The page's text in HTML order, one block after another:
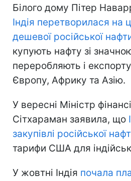
Білого дому Пітер
Індія перетворилася на
дешевої російської
купують нафту зі
переробляють і
Європу, Африку та Азію.
У вересні Міністр
Сітхараман заявила, що
закупівлі російської
тарифи США для
У жовтні Індія почала